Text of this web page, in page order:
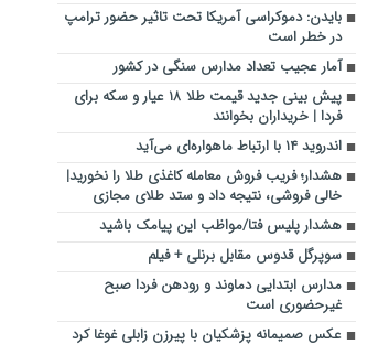
بایدن: دموکراسی آمریکا تحت تاثیر حضور ترامپ
در خطر است
آمار عجیب تعداد مدارس سنگی در کشور
پیش بینی جدید قیمت طلا ۱۸ عیار و سکه برای
فردا | خریداران بخوانند
اندروید ۱۴ با ارتباط ماهواره‌ای می‌آید
هشدار؛ فریب فروش معامله کاغذی طلا را نخورید|
خالی فروشی، نتیجه داد و ستد طلای مجازی
هشدار پلیس فتا/مواظب این پیامک باشید
سوپرگل قدوس مقابل برنلی + فیلم
مدارس ابتدایی دماوند و رودهن فردا صبح
غیرحضوری است
عکس صمیمانه پزشکیان با پیرزن زابلی غوغا کرد